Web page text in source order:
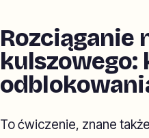
Rozciąganie
kulszowego:
To ćwiczenie, znane